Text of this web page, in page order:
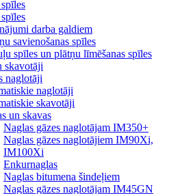
darba galdiem
savienošanas spīles
spīles un plātņu līmēšanas spīles
skavotāji
naglotāji
naglotāji
skavotāji
un skavas
Naglas gāzes naglotājam IM350+
Naglas gāzes naglotājiem IM90Xi,
IM100Xi
Enkurnaglas
Naglas bitumena šindeļiem
Naglas gāzes naglotājam IM45GN